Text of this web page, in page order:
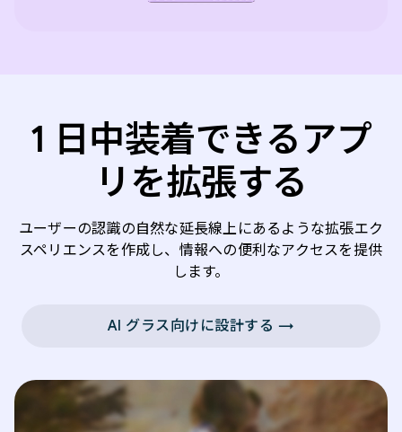
1 日中装着できるアプ
リを拡張する
ユーザーの認識の自然な延長線上にあるような拡張エク
スペリエンスを作成し、情報への便利なアクセスを提供
します。
AI グラス向けに設計する →